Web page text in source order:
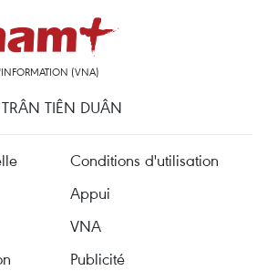
(VNA)
TIÊN DUÂN
Conditions d'utilisation
Appui
VNA
Publicité